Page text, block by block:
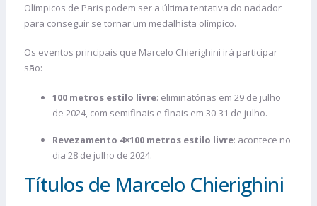
Olímpicos de Paris podem ser a última tentativa do nadador
para conseguir se tornar um medalhista olímpico.
Os eventos principais que Marcelo Chierighini irá participar
são:
100 metros estilo livre: eliminatórias em 29 de julho
de 2024, com semifinais e finais em 30-31 de julho.
Revezamento 4×100 metros estilo livre: acontece no
dia 28 de julho de 2024.
Títulos de Marcelo Chierighini